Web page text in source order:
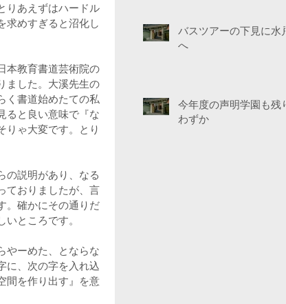
りあえずはハードル
求めすぎると沼化し
本教育書道芸術院の
ました。大溪先生の
く書道始めたての私
ると良い意味で『な
りゃ大変です。とり
の説明があり、なる
ておりましたが、言
。確かにその通りだ
ところです。
やーめた、とならな
に、次の字を入れ込
間を作り出す』を意
バスツアーの下見に水戸
へ
今年度の声明学園も残り
わずか